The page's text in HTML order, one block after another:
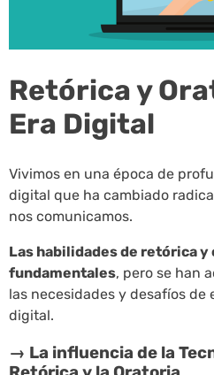
Retórica y
Era Digital
Vivimos en una época de
digital que ha cambiado
nos comunicamos.
Las habilidades de retórica
fundamentales, pero se han
las necesidades y desafíos
digital.
→ La influencia de la